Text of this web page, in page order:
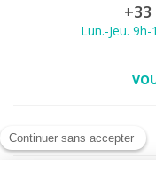
+33
Lun.-Jeu.